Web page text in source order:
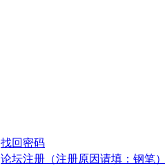
找回密码
论坛注册（注册原因请填：钢笔）